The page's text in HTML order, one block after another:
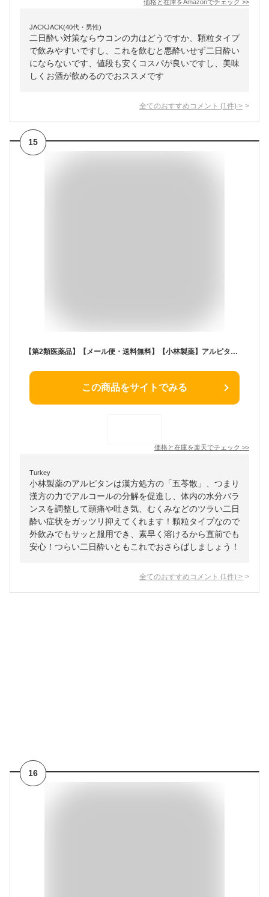
価格と在庫をAmazonでチェック >>
JACKJACK(40代・男性)
二日酔い対策ならウコンの力はどうですか、顆粒タイプ
で飲みやすいですし、これを飲むと悪酔いせず二日酔い
にならないです、値段も安くコスパが良いですし、美味
しくお酒が飲めるのでおススメです
全てのおすすめコメント (1 件) >
15
【第2類医薬品】【メール便・送料無料】【小林製薬】アルピタン 12包【ypt】
この商品をサイトでみる
価格と在庫を楽天でチェック >>
Turkey
小林製薬のアルピタンは漢方処方の「五苓散」、つまり
漢方の力でアルコールの分解を促進し、体内の水分バラ
ンスを調整して頭痛や吐き気、むくみなどのツラい二日
酔い症状をガッツリ抑えてくれます！顆粒タイプなので
外飲みでもサッと服用でき、素早く溶けるから直前でも
安心！つらい二日酔いともこれでおさらばしましょう！
全てのおすすめコメント (1 件) >
16